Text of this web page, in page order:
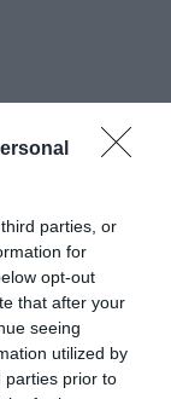
parties, or
for
opt-out
that after your
seeing
utilized by
parties prior to